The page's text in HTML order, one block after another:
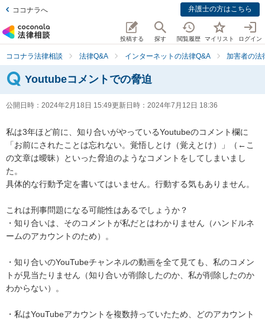
ココナラへ 弁護士の方はこちら
投稿する 探す 閲覧履歴 マイリスト ログイン
ココナラ法律相談 法律Q&A インターネットの法律Q&A 加害者の法
Youtubeコメントでの脅迫
公開日時： 2024年2月18日 15:49更新日時： 2024年7月12日 18:36
私は3年ほど前に、知り合いがやっているYoutubeのコメント欄に
「お前にされたことは忘れない。覚悟しとけ（覚えとけ）」（←こ
の文章は曖昧）といった脅迫のようなコメントをしてしまいまし
た。
具体的な行動予定を書いてはいません。行動する気もありません。
これは刑事問題になる可能性はあるでしょうか？
・知り合いは、そのコメントが私だとはわかりません（ハンドルネ
ームのアカウントのため）。
・知り合いのYouTubeチャンネルの動画を全て見ても、私のコメン
トが見当たりません（知り合いが削除したのか、私が削除したのか
わからない）。
・私はYouTubeアカウントを複数持っていたため、どのアカウント